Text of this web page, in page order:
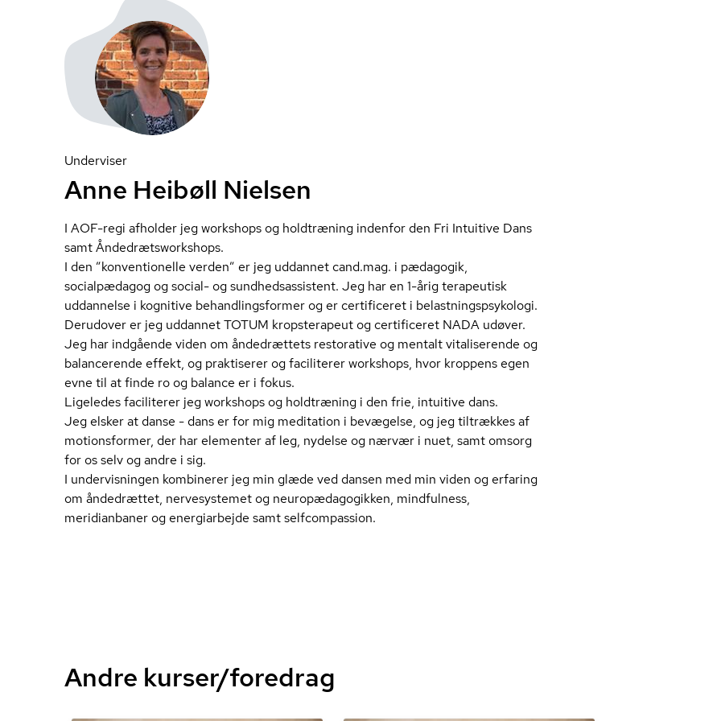
Underviser
Anne Heibøll Nielsen
I AOF-regi afholder jeg workshops og holdtræning indenfor den Fri Intuitive Dans
samt Ån­de­drætswor­ks­hops.
I den ”konventionelle verden” er jeg uddannet cand.mag. i pædagogik,
socialpædagog og social- og sund­heds­as­si­stent. Jeg har en 1-årig terapeutisk
uddannelse i kognitive be­hand­lings­for­mer og er certificeret i be­last­nings­psy­ko­lo­gi.
Derudover er jeg uddannet TOTUM kropsterapeut og certificeret NADA udøver.
Jeg har indgående viden om åndedrættets restorative og mentalt vitaliserende og
balancerende effekt, og praktiserer og faciliterer workshops, hvor kroppens egen
evne til at finde ro og balance er i fokus.
Ligeledes faciliterer jeg workshops og holdtræning i den frie, intuitive dans.
Jeg elsker at danse - dans er for mig meditation i bevægelse, og jeg tiltrækkes af
motionsformer, der har elementer af leg, nydelse og nærvær i nuet, samt omsorg
for os selv og andre i sig.
I undervisningen kombinerer jeg min glæde ved dansen med min viden og erfaring
om åndedrættet, nervesystemet og neu­ro­pæ­da­go­gik­ken, mindfulness,
meridianbaner og energiarbejde samt selfcompassion.
Andre kurser/foredrag